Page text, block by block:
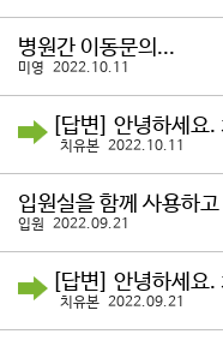
병원간 이동문의...
미영 2022.10.11
[답변] 안녕하세요
치유본 2022.10.11
입원실을 함께 사용하
입원 2022.09.21
[답변] 안녕하세요
치유본 2022.09.21